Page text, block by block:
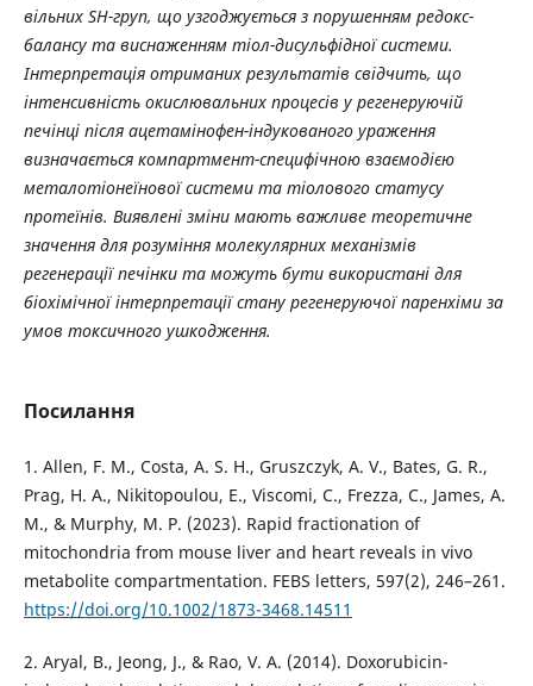
вільних SH-груп, що узгоджується з порушенням редокс-
балансу та виснаженням тіол-дисульфідної системи.
Інтерпретація отриманих результатів свідчить, що
інтенсивність окислювальних процесів у регенеруючій
печінці після ацетамінофен-індукованого ураження
визначається компартмент-специфічною взаємодією
металотіонеїнової системи та тіолового статусу
протеїнів. Виявлені зміни мають важливе теоретичне
значення для розуміння молекулярних механізмів
регенерації печінки та можуть бути використані для
біохімічної інтерпретації стану регенеруючої паренхіми за
умов токсичного ушкодження.
Посилання
1. Allen, F. M., Costa, A. S. H., Gruszczyk, A. V., Bates, G. R.,
Prag, H. A., Nikitopoulou, E., Viscomi, C., Frezza, C., James, A.
M., & Murphy, M. P. (2023). Rapid fractionation of
mitochondria from mouse liver and heart reveals in vivo
metabolite compartmentation. FEBS letters, 597(2), 246–261.
https://doi.org/10.1002/1873-3468.14511
2. Aryal, B., Jeong, J., & Rao, V. A. (2014). Doxorubicin-